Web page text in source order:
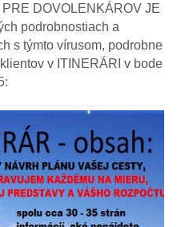
DOVOLENKÁROV JE
podrobnostiach a
s týmto vírusom, podrobne
v ITINERÁRI v bode